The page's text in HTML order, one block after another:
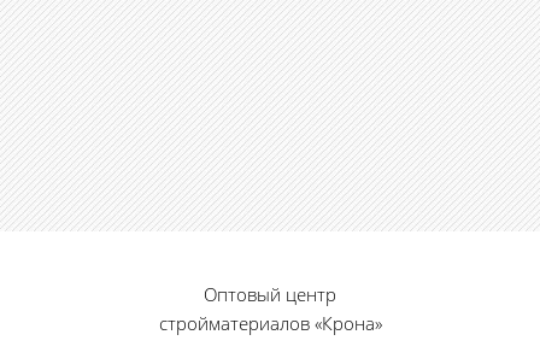
Оптовый центр
стройматериалов «Крона»